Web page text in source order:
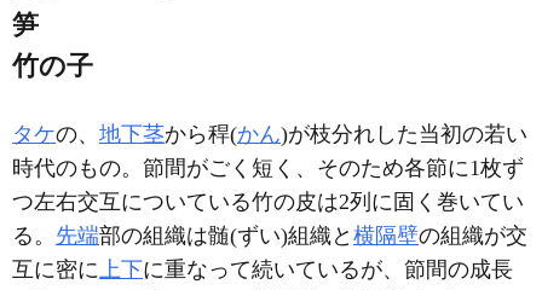
笋
竹の子
タケの、 地下茎から稈(かん)が枝分れした当初の若い
時代のもの。節間がごく短く、そのため各節に1枚ず
つ左右交互についている竹の皮は2列に固く巻いてい
る。 先端部の組織は髄(ずい)組織と 横隔壁の組織が交
互に密に上下に重なって続いているが、節間の成長